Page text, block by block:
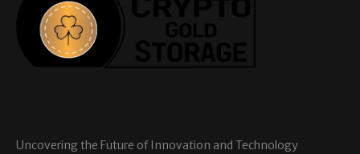
Uncovering the Future of Innovation and Technology